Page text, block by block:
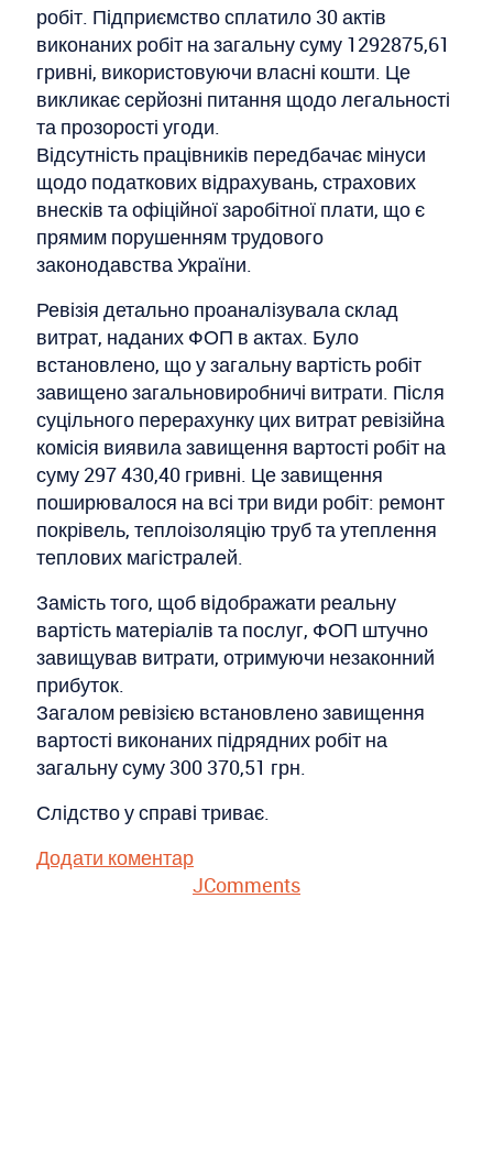
робіт. Підприємство сплатило 30 актів
виконаних робіт на загальну суму 1292875,61
гривні, використовуючи власні кошти. Це
викликає серйозні питання щодо легальності
та прозорості угоди.
Відсутність працівників передбачає мінуси
щодо податкових відрахувань, страхових
внесків та офіційної заробітної плати, що є
прямим порушенням трудового
законодавства України.
Ревізія детально проаналізувала склад
витрат, наданих ФОП в актах. Було
встановлено, що у загальну вартість робіт
завищено загальновиробничі витрати. Після
суцільного перерахунку цих витрат ревізійна
комісія виявила завищення вартості робіт на
суму 297 430,40 гривні. Це завищення
поширювалося на всі три види робіт: ремонт
покрівель, теплоізоляцію труб та утеплення
теплових магістралей.
Замість того, щоб відображати реальну
вартість матеріалів та послуг, ФОП штучно
завищував витрати, отримуючи незаконний
прибуток.
Загалом ревізією встановлено завищення
вартості виконаних підрядних робіт на
загальну суму 300 370,51 грн.
Слідство у справі триває.
Додати коментар
JComments